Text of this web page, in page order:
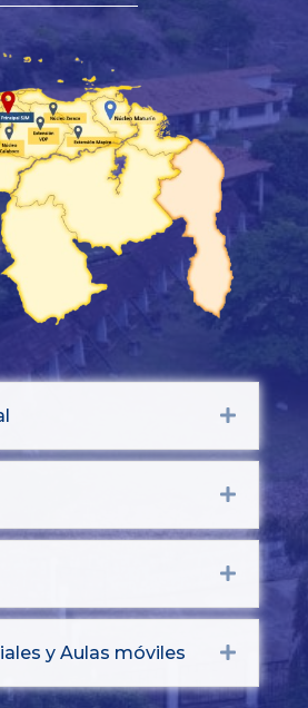
Expand
Expand
Expand
y Aulas móviles Expand